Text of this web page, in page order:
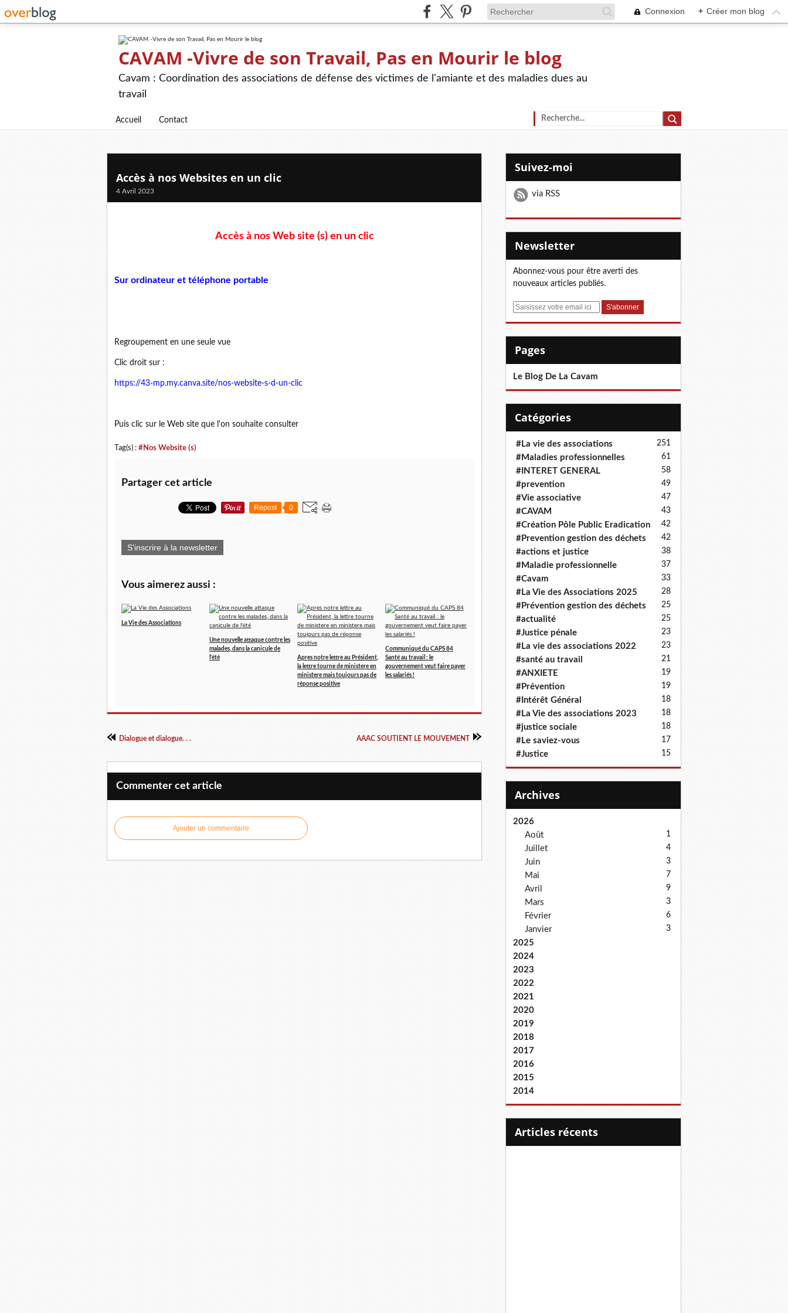
Connexion + Créer mon blog
CAVAM -Vivre de son Travail, Pas en Mourir le blog
Cavam : Coordination des associations de défense des victimes de l'amiante et des maladies dues au
travail
Accueil Contact
Accès à nos Websites en un clic
4 Avril 2023
Accès à nos Web site (s) en un clic
Sur ordinateur et téléphone portable
Regroupement en une seule vue
Clic droit sur :
https://43-mp.my.canva.site/nos-website-s-d-un-clic
Puis clic sur le Web site que l'on souhaite consulter
Tag(s) : #Nos Website (s)
Partager cet article
Repost 0
S'inscrire à la newsletter
Vous aimerez aussi :
La Vie des Associations
Une nouvelle attaque contre les
malades, dans la canicule de
l'été
Apres notre lettre au Président,
la lettre tourne de ministere en
ministere mais toujours pas de
réponse positive
Communiqué du CAPS 84
Santé au travail : le
gouvernement veut faire payer
les salariés !
Dialogue et dialogue. . . AAAC SOUTIENT LE MOUVEMENT
Commenter cet article
Ajouter un commentaire
Suivez-moi
via RSS
Newsletter
Abonnez-vous pour être averti des
nouveaux articles publiés.
E
Pages
Le Blog De La Cavam
Catégories
#La vie des associations 251
#Maladies professionnelles 61
#INTERET GENERAL 58
#prevention 49
#Vie associative 47
#CAVAM 43
#Création Pôle Public Eradication 42
#Prevention gestion des déchets 42
#actions et justice 38
#Maladie professionnelle 37
#Cavam 33
#La Vie des Associations 2025 28
#Prévention gestion des déchets 25
#actualité 25
#Justice pénale 23
#La vie des associations 2022 23
#santé au travail 21
#ANXIETE 19
#Prévention 19
#Intérêt Général 18
#La Vie des associations 2023 18
#justice sociale 18
#Le saviez-vous 17
#Justice 15
Archives
2026
Août
1
Juillet 4
Juin 3
Mai 7
Avril 9
Mars 3
Février 6
Janvier 3
2025
2024
2023
2022
2021
2020
2019
2018
2017
2016
2015
2014
articles récents